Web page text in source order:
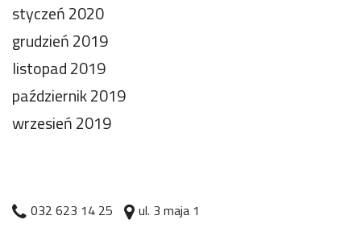
styczeń 2020
grudzień 2019
listopad 2019
październik 2019
wrzesień 2019
032 623 14 25
ul. 3 maja 1